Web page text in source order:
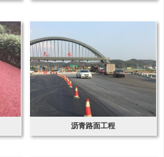
沥青路面工程